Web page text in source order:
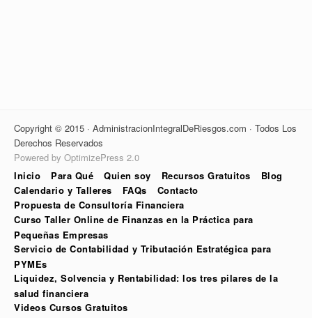
Copyright © 2015 · AdministracionIntegralDeRiesgos.com · Todos Los
Derechos Reservados
Powered by OptimizePress 2.0
Inicio
Para Qué Quien soy Recursos Gratuitos
Blog
Calendario y Talleres
FAQs
Contacto
Propuesta de Consultoría Financiera
Curso Taller Online de Finanzas en la Práctica para
Pequeñas Empresas
Servicio de Contabilidad y Tributación Estratégica para
PYMEs
Liquidez, Solvencia y Rentabilidad: los tres pilares de la
salud financiera
Videos Cursos Gratuitos